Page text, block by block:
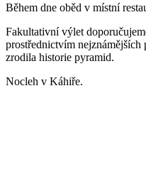
Během dne oběd v místní
Fakultativní výlet
prostřednictvím nejznámějších
zrodila historie pyramid.
Nocleh v Káhiře.